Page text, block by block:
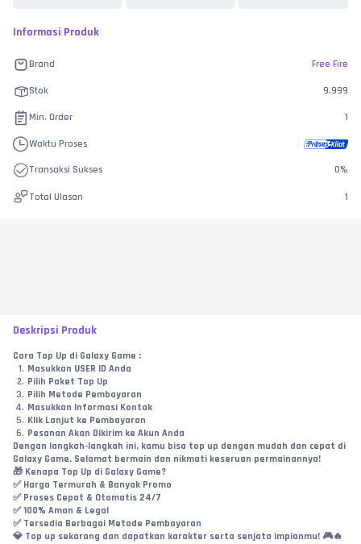
Informasi Produk
Brand Free Fire
Stok 9.999
Min. Order 1
Waktu Proses
Transaksi Sukses 0%
Total Ulasan 1
Deskripsi Produk
Cara Top Up di Galaxy Game :
Masukkan USER ID Anda
Pilih Paket Top Up
Pilih Metode Pembayaran
Masukkan Informasi Kontak
Klik Lanjut ke Pembayaran
Pesanan Akan Dikirim ke Akun Anda
Dengan langkah-langkah ini, kamu bisa top up dengan mudah dan cepat di
Galaxy Game. Selamat bermain dan nikmati keseruan permainannya!
🎁 Kenapa Top Up di Galaxy Game?
✅ Harga Termurah & Banyak Promo
✅ Proses Cepat & Otomatis 24/7
✅ 100% Aman & Legal
✅ Tersedia Berbagai Metode Pembayaran
💎 Top up sekarang dan dapatkan karakter serta senjata impianmu! 🎮🔥